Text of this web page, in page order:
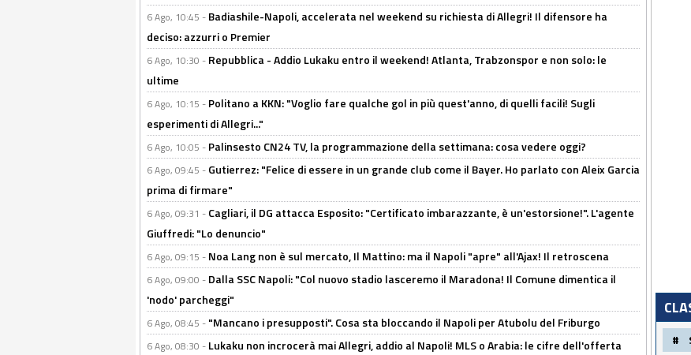
6 Ago, 10:45 - Badiashile-Napoli, accelerata nel weekend su richiesta di Allegri! Il difensore ha
deciso: azzurri o Premier
6 Ago, 10:30 - Repubblica - Addio Lukaku entro il weekend! Atlanta, Trabzonspor e non solo: le
ultime
6 Ago, 10:15 - Politano a KKN: "Voglio fare qualche gol in più quest'anno, di quelli facili! Sugli
esperimenti di Allegri..."
6 Ago, 10:05 - Palinsesto CN24 TV, la programmazione della settimana: cosa vedere oggi?
6 Ago, 09:45 - Gutierrez: "Felice di essere in un grande club come il Bayer. Ho parlato con Aleix Garcia
prima di firmare"
6 Ago, 09:31 - Cagliari, il DG attacca Esposito: "Certificato imbarazzante, è un'estorsione!". L'agente
Giuffredi: "Lo denuncio"
6 Ago, 09:15 - Noa Lang non è sul mercato, Il Mattino: ma il Napoli "apre" all'Ajax! Il retroscena
6 Ago, 09:00 - Dalla SSC Napoli: "Col nuovo stadio lasceremo il Maradona! Il Comune dimentica il
'nodo' parcheggi"
6 Ago, 08:45 - "Mancano i presupposti". Cosa sta bloccando il Napoli per Atubolu del Friburgo
6 Ago, 08:30 - Lukaku non incrocerà mai Allegri, addio al Napoli! MLS o Arabia: le cifre dell'offerta
#